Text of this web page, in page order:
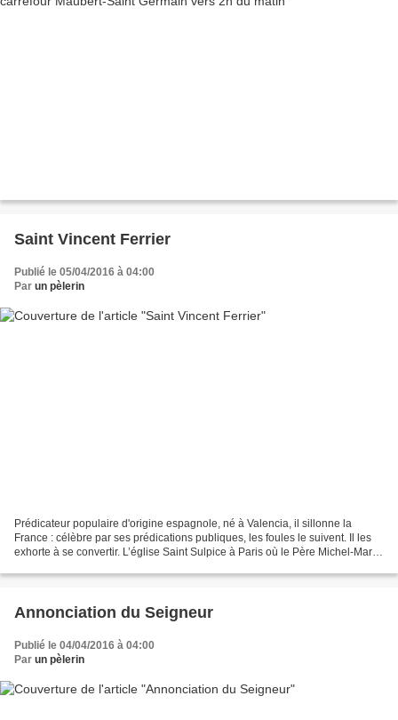
Saint Vincent Ferrier
Publié le 05/04/2016 à 04:00
Par un pèlerin
Prédicateur populaire d'origine espagnole, né à Valencia, il sillonne la
France : célèbre par ses prédications publiques, les foules le suivent. Il les
exhorte à se convertir. L’église Saint Sulpice à Paris où le Père Michel-Marie
Annonciation du Seigneur
Publié le 04/04/2016 à 04:00
Par un pèlerin